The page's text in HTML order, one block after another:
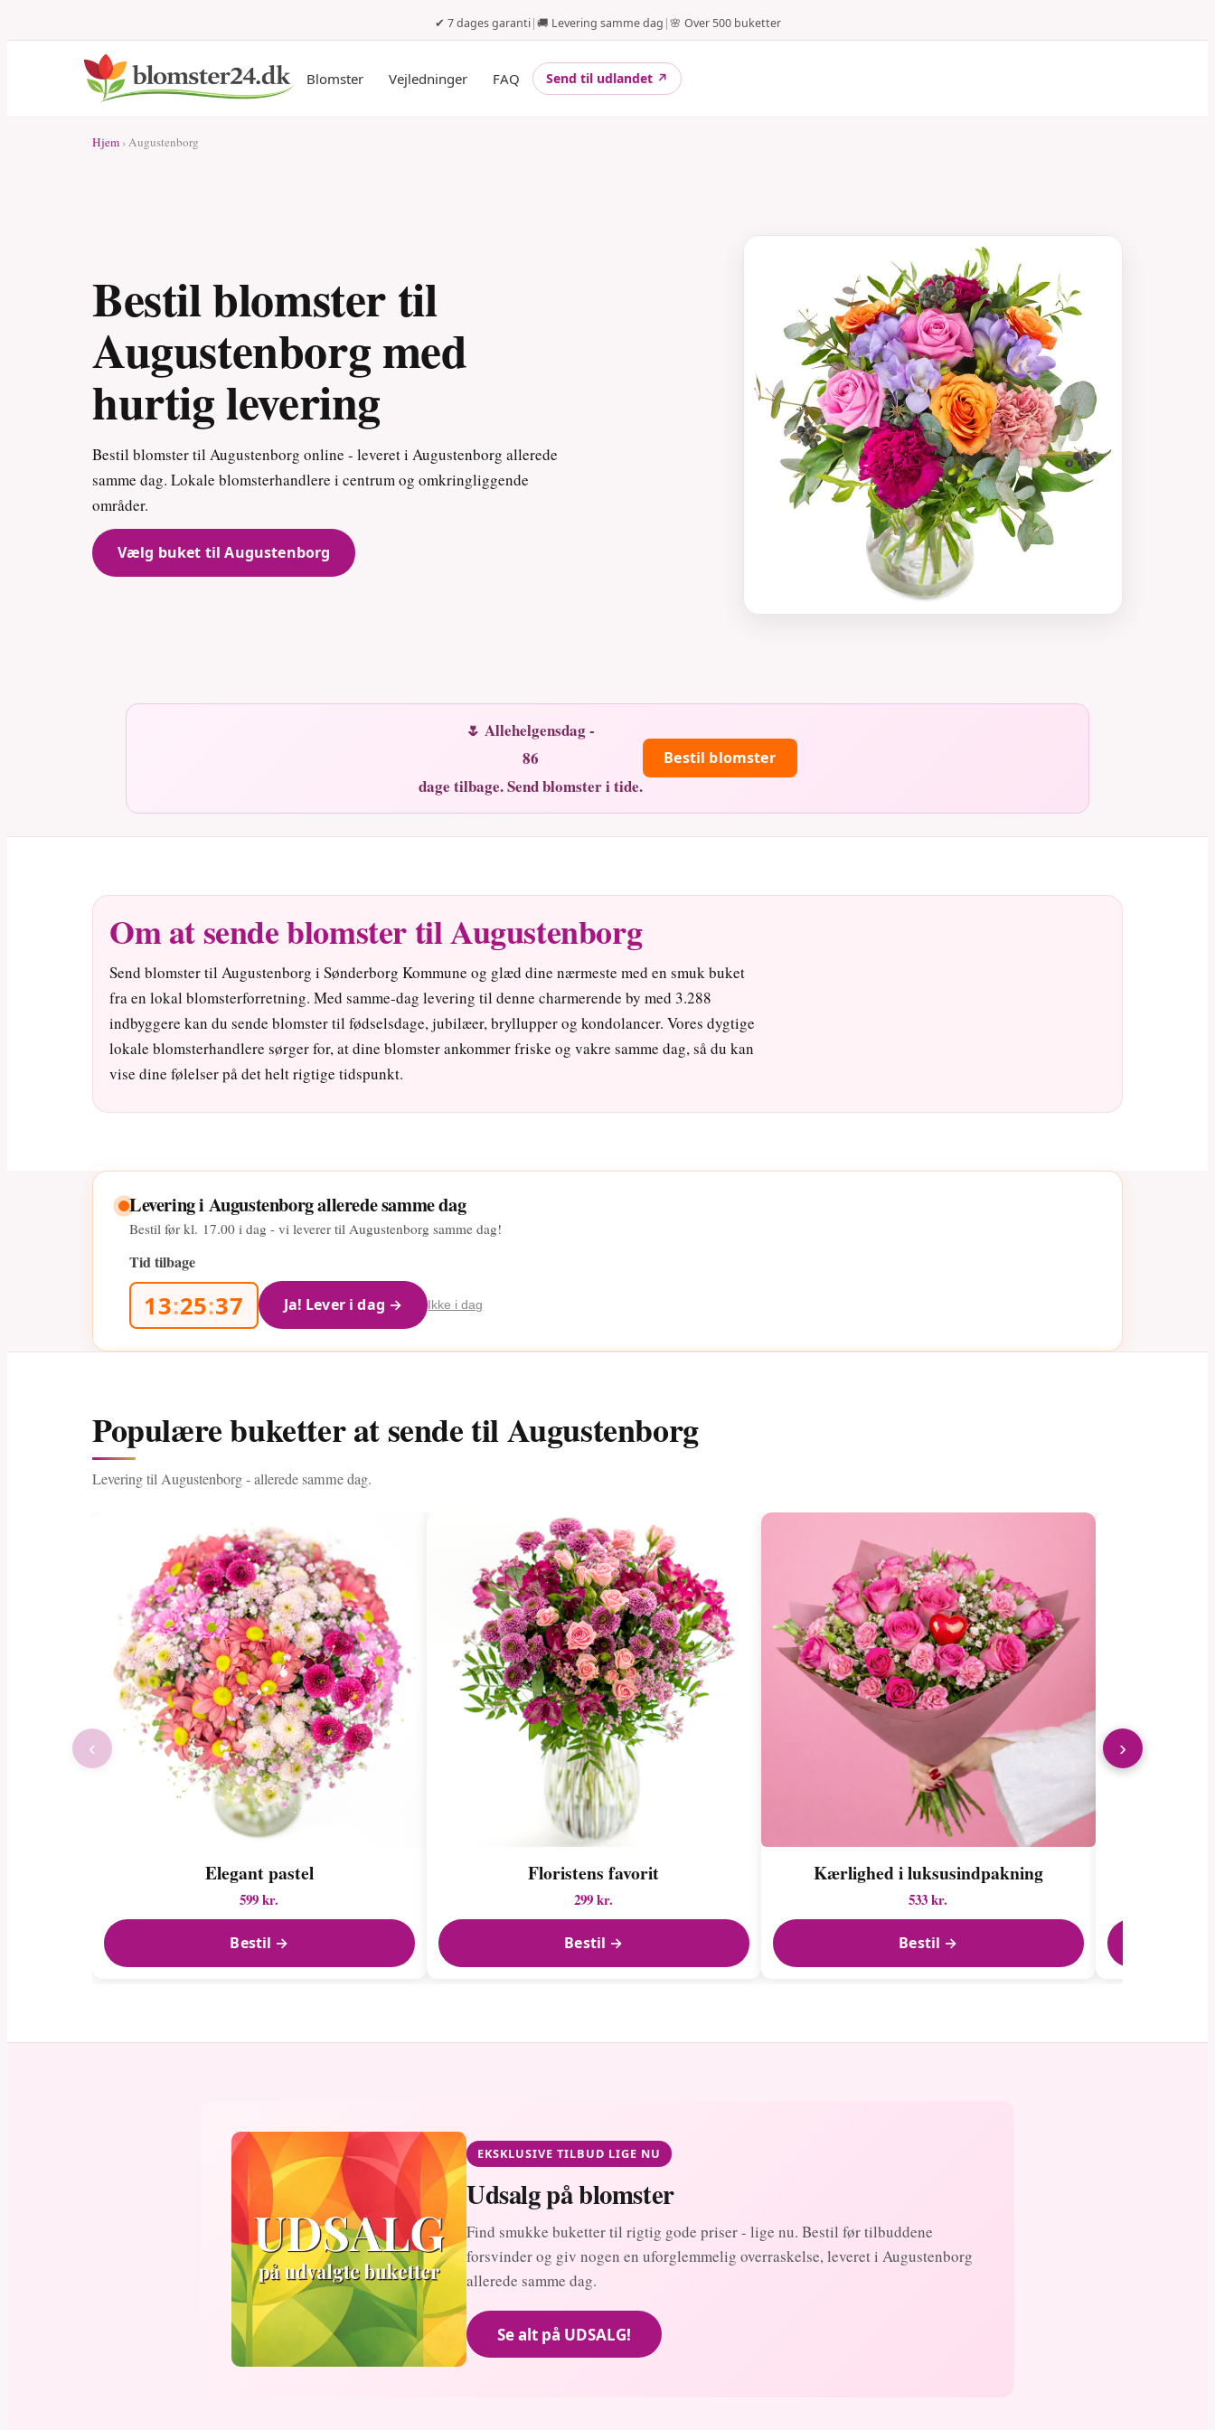
✔ 7 dages garanti|🚚 Levering samme dag |🌸 Over 500 buketter
Blomster Vejledninger FAQ Send til udlandet ↗
Hjem › Augustenborg
Bestil blomster til
Augustenborg med
hurtig levering
Bestil blomster til Augustenborg online - leveret i Augustenborg allerede
samme dag. Lokale blomsterhandlere i centrum og omkringliggende
områder.
Vælg buket til Augustenborg
🌷 Allehelgensdag -
86
dage tilbage. Send blomster i tide.
Bestil blomster
Om at sende blomster til Augustenborg
Send blomster til Augustenborg i Sønderborg Kommune og glæd dine nærmeste med en smuk buket
fra en lokal blomsterforretning. Med samme-dag levering til denne charmerende by med 3.288
indbyggere kan du sende blomster til fødselsdage, jubilæer, bryllupper og kondolancer. Vores dygtige
lokale blomsterhandlere sørger for, at dine blomster ankommer friske og vakre samme dag, så du kan
vise dine følelser på det helt rigtige tidspunkt.
Levering i Augustenborg allerede samme dag
Bestil før kl. 17.00 i dag - vi leverer til Augustenborg samme dag!
Tid tilbage
13:25:36 Ja! Lever i dag → Ikke i dag
Populære buketter at sende til Augustenborg
Levering til Augustenborg - allerede samme dag.
Elegant pastel
599 kr.
Bestil →
Floristens favorit
299 kr.
Bestil →
Kærlighed i luksusindpakning
533 kr.
Bestil →
‹ ›
EKSKLUSIVE TILBUD LIGE NU
Udsalg på blomster
Find smukke buketter til rigtig gode priser - lige nu. Bestil før tilbuddene
forsvinder og giv nogen en uforglemmelig overraskelse, leveret i Augustenborg
allerede samme dag.
Se alt på UDSALG!